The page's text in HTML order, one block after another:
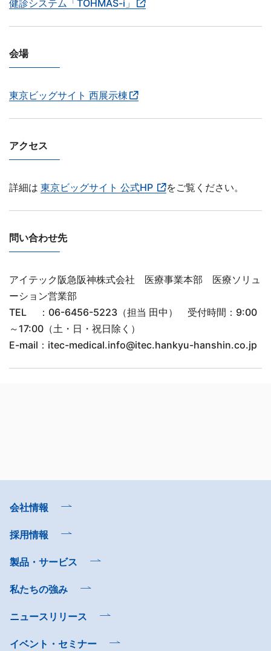
健診システム「TOHMAS-i」
会場
東京ビッグサイト 西展示棟
アクセス
詳細は 東京ビッグサイト 公式HP をご覧ください。
問い合わせ先
アイテック阪急阪神株式会社 医療事業本部 医療ソリュ
ーション営業部
TEL ：06-6456-5223（担当 田中） 受付時間：9:00
～17:00（土・日・祝日除く）
E-mail：itec-medical.info@itec.hankyu-hanshin.co.jp
会社情報
採用情報
製品・サービス
私たちの強み
ニュースリリース
イベント・セミナー